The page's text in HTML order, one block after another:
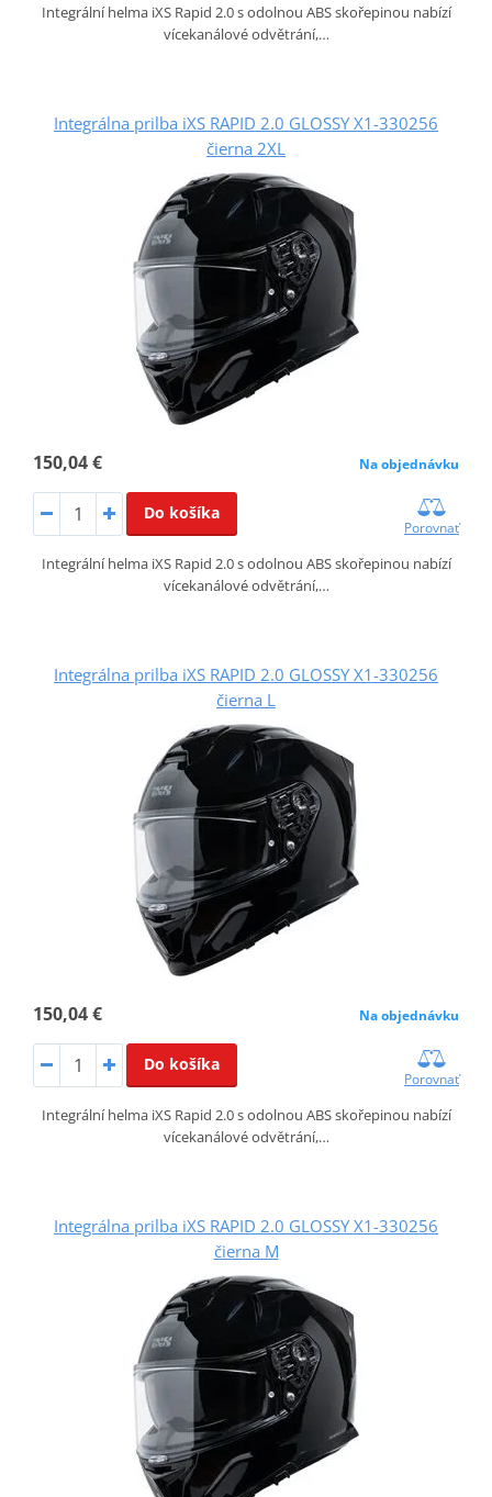
Integrální helma iXS Rapid 2.0 s odolnou ABS skořepinou nabízí
vícekanálové odvětrání,…
Integrálna prilba iXS RAPID 2.0 GLOSSY X1-330256
čierna 2XL
150,04 € Na objednávku
Do košíka
Porovnať
Integrální helma iXS Rapid 2.0 s odolnou ABS skořepinou nabízí
vícekanálové odvětrání,…
Integrálna prilba iXS RAPID 2.0 GLOSSY X1-330256
čierna L
150,04 € Na objednávku
Do košíka
Porovnať
Integrální helma iXS Rapid 2.0 s odolnou ABS skořepinou nabízí
vícekanálové odvětrání,…
Integrálna prilba iXS RAPID 2.0 GLOSSY X1-330256
čierna M